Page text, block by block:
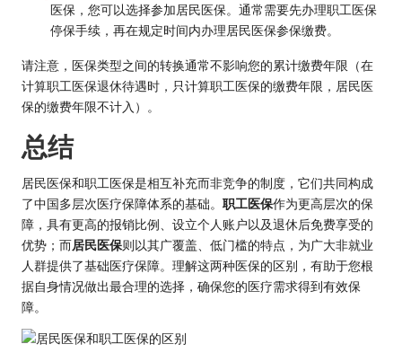
医保，您可以选择参加居民医保。通常需要先办理职工医保
停保手续，再在规定时间内办理居民医保参保缴费。
请注意，医保类型之间的转换通常不影响您的累计缴费年限（在
计算职工医保退休待遇时，只计算职工医保的缴费年限，居民医
保的缴费年限不计入）。
总结
居民医保和职工医保是相互补充而非竞争的制度，它们共同构成
了中国多层次医疗保障体系的基础。 职工医保作为更高层次的保
障，具有更高的报销比例、设立个人账户以及退休后免费享受的
优势；而居民医保则以其广覆盖、低门槛的特点，为广大非就业
人群提供了基础医疗保障。理解这两种医保的区别，有助于您根
据自身情况做出最合理的选择，确保您的医疗需求得到有效保
障。